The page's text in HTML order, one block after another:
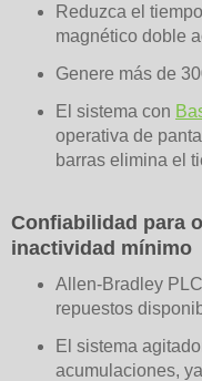
Reduzca el
magnético doble
Genere más de
El sistema con
operativa de
barras elimina el
Confiabilidad para
inactividad mínimo
Allen-Bradley
repuestos
El sistema
acumulaciones,